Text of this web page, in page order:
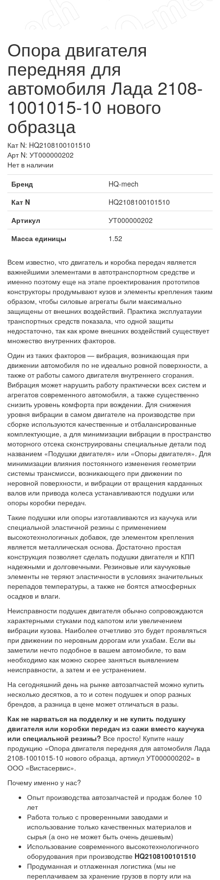
Опора двигателя
передняя для
автомобиля Лада 2108-
1001015-10 нового
образца
Кат N: HQ2108100101510
Арт N: УТ000000202
Нет в наличии
Бренд
HQ-mech
Кат N
HQ2108100101510
Артикул
УТ000000202
Масса единицы
1.52
Всем известно, что двигатель и коробка передач является
важнейшими элементами в автотранспортном средстве и
именно поэтому еще на этапе проектирования прототипов
конструкторы продумывают кузов и элементы крепления таким
образом, чтобы силовые агрегаты были максимально
защищены от внешних воздействий. Практика эксплуатауии
транспортных средств показала, что одной защиты
недостаточно, так как кроме внешних воздействий существует
множество внутренних факторов.
Один из таких факторов — вибрация, возникающая при
движении автомобиля по не идеально ровной поверхности, а
также от работы самого двигателя внутреннего сгорания.
Вибрация может нарушить работу практически всех систем и
агрегатов современного автомобиля, а также существенно
снизить уровень комфорта при вождении. Для снижения
уровня вибрации в самом двигателе на производстве при
сборке используются качественные и отбалансированные
комплектующие, а для минимизации вибрации в пространство
моторного отсека сконструированы специальные детали под
названием «Подушки двигателя» или «Опоры двигателя». Для
минимизации влияния постоянного изменения геометрии
системы трансмисси, возникающего при движении по
неровной поверхности, и вибрации от вращения карданных
валов или привода колеса устанавливаются подушки или
опоры коробки передач.
Такие подушки или опоры изготавливаются из каучука или
специальной эластичной резины с применением
высокотехнологичных добавок, где элементом крепления
является металлическая основа. Достаточно простая
конструкция позволяет сделать подушки двигателя и КПП
надежными и долговечными. Резиновые или каучуковые
элементы не теряют эластичности в условиях значительных
перепадов температуры, а также не боятся атмосферных
осадков и влаги.
Неисправности подушек двигателя обычно сопровождаются
характерными стуками под капотом или увеличением
вибрации кузова. Наиболее отчетливо это будет проявляться
при движении по неровным дорогам или ухабам. Если вы
заметили нечто подобное в вашем автомобиле, то вам
необходимо как можно скорее заняться выявлением
неисправности, а затем и ее устранением.
На сегодняшний день на рынке автозапчастей можно купить
несколько десятков, а то и сотен подушек и опор разных
брендов, а разница в цене может отличаться в разы.
Как не нарваться на подделку и не купить подушку
двигателя или коробки передач из сажи вместо каучука
или специальной резины? Все просто! Купите нашу
продукцию «Опора двигателя передняя для автомобиля Лада
2108-1001015-10 нового образца, артикул УТ000000202» в
ООО «Вистасервис».
Почему именно у нас?
Опыт производства автозапчастей и продаж более 10
лет
Работа только с проверенными заводами и
использование только качественных материалов и
сырья (а оно не может быть очень дешевым)
Использование современного высокотехнологичного
оборудования при производстве HQ2108100101510
Продуманная и отлаженная логистика (мы не
переплачиваем за хранение грузов в порту или на